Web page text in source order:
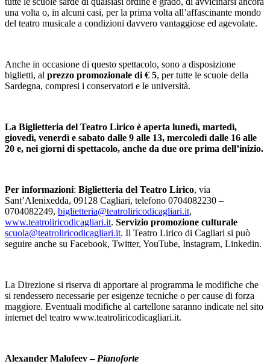
una volta o, in alcuni casi, per la prima volta all’affascinante mondo
del teatro musicale a condizioni davvero vantaggiose ed agevolate.
Anche in occasione di questo spettacolo, sono a disposizione
biglietti, al prezzo promozionale di € 5, per tutte le scuole della
Sardegna, compresi i conservatori e le università.
La Biglietteria del Teatro Lirico è aperta lunedì, martedì,
giovedì, venerdì e sabato dalle 9 alle 13, mercoledì dalle 16 alle
20 e, nei giorni di spettacolo, anche da due ore prima dell’inizio.
Per informazioni: Biglietteria del Teatro Lirico, via
Sant’Alenixedda, 09128 Cagliari, telefono 0704082230 –
0704082249, biglietteria@teatroliricodicagliari.it,
www.teatroliricodicagliari.it. Servizio promozione culturale
scuola@teatroliricodicagliari.it. Il Teatro Lirico di Cagliari si può
seguire anche su Facebook, Twitter, YouTube, Instagram, Linkedin.
La Direzione si riserva di apportare al programma le modifiche che
si rendessero necessarie per esigenze tecniche o per cause di forza
maggiore. Eventuali modifiche al cartellone saranno indicate nel sito
internet del teatro www.teatroliricodicagliari.it.
Alexander Malofeev – Pianoforte